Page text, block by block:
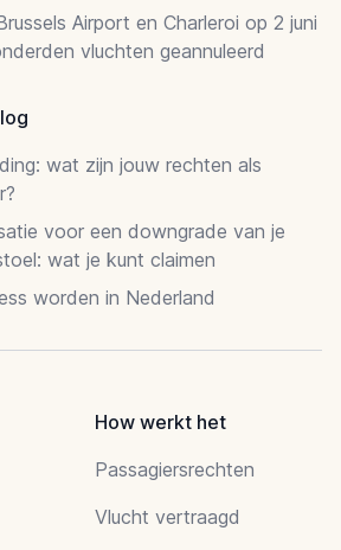
Airport en Charleroi op 2 juni
vluchten geannuleerd
wat zijn jouw rechten als
voor een downgrade van je
wat je kunt claimen
worden in Nederland
How werkt het
Passagiersrechten
Vlucht vertraagd